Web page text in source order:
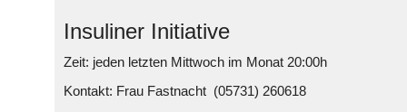
Insuliner Initiative
Zeit: jeden letzten Mittwoch im Monat 20:00h
Kontakt: Frau Fastnacht (05731) 260618